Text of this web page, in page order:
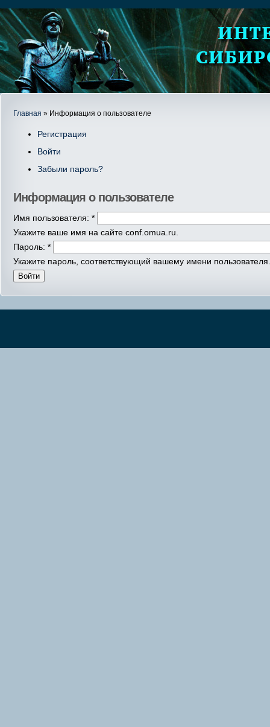
Главная » Информация о пользователе
Регистрация
Войти
Забыли пароль?
Информация о пользователе
Имя пользователя: *
Укажите ваше имя на сайте conf.omua.ru.
Пароль: *
Укажите пароль, соответствующий вашему имени пользователя.